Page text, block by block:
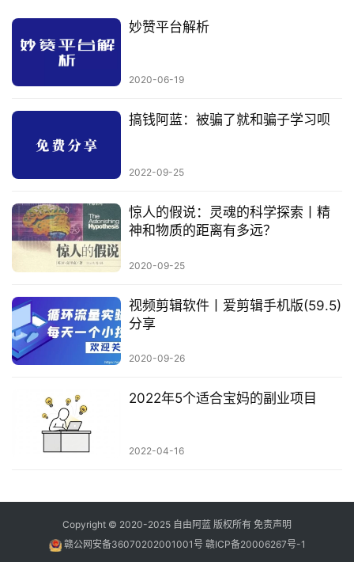
妙赞平台解析
2020-06-19
搞钱阿蓝：被骗了就和骗子学习呗
2022-09-25
惊人的假说：灵魂的科学探索丨精
神和物质的距离有多远？
2020-09-25
视频剪辑软件丨爱剪辑手机版(59.5)
分享
2020-09-26
2022年5个适合宝妈的副业项目
2022-04-16
Copyright © 2020-2025 自由阿蓝 版权所有 免责声明
赣公网安备36070202001001号 赣ICP备20006267号-1